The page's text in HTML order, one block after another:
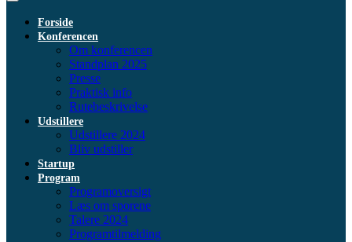
Forside
Konferencen
Om konferencen
Standplan 2025
Presse
Praktisk info
Rutebeskrivelse
Udstillere
Udstillere 2024
Bliv udstiller
Startup
Program
Programoversigt
Læs om sporene
Talere 2024
Programtilmelding